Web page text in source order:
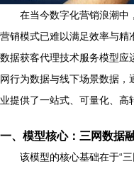
在当今数字化营销浪潮中
营销模式已难以满足效率与精
数据获客代理技术服务模型应
网行为数据与线下场景数据
业提供了一站式、可量化、高
一、模型核心：三网数据
该模型的核心基础在于“